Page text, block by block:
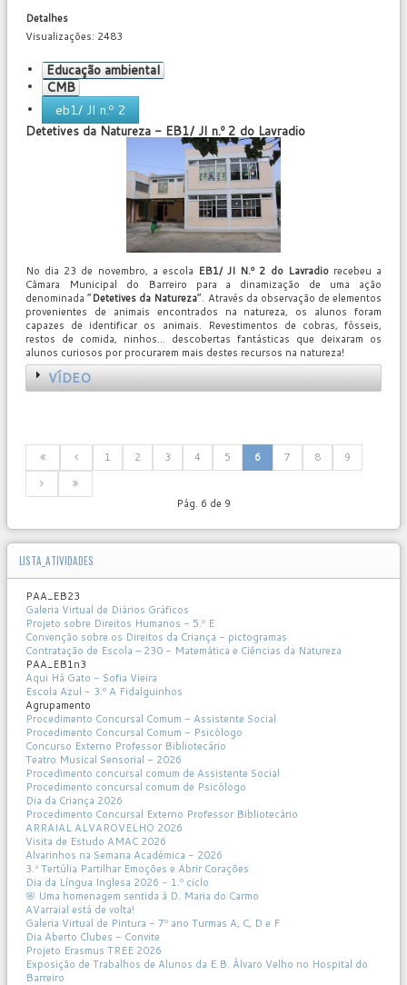
Detalhes
Visualizações: 2483
Educação ambiental
CMB
eb1/ JI n.º 2
User
Detetives da Natureza - EB1/ JI n.º 2 do Lavradio
No dia 23 de novembro, a escola EB1/ JI N.º 2 do Lavradiorecebeu a
Câmara Municipal do Barreiro para a dinamização de uma ação
denominada “Detetives da Natureza”. Através da observação de elementos
provenientes de animais encontrados na natureza, os alunos foram
capazes de identificar os animais. Revestimentos de cobras, fósseis,
restos de comida, ninhos… descobertas fantásticas que deixaram os
alunos curiosos por procurarem mais destes recursos na natureza!
VÍDEO
Pág. 6 de 9
1 2 3 4 5 6 7 8 9
LISTA_ATIVIDADES
PAA_EB23
Galeria Virtual de Diários Gráficos
Projeto sobre Direitos Humanos - 5.º E
Convenção sobre os Direitos da Criança - pictogramas
Contratação de Escola – 230 - Matemática e Ciências da Natureza
PAA_EB1n3
Aqui Há Gato - Sofia Vieira
Escola Azul - 3.º A Fidalguinhos
Agrupamento
Procedimento Concursal Comum - Assistente Social
Procedimento Concursal Comum - Psicólogo
Concurso Externo Professor Bibliotecário
Teatro Musical Sensorial - 2026
Procedimento concursal comum de Assistente Social
Procedimento concursal comum de Psicólogo
Dia da Criança 2026
Procedimento Concursal Externo Professor Bibliotecário
ARRAIAL ALVAROVELHO 2026
Visita de Estudo AMAC 2026
Alvarinhos na Semana Académica - 2026
3.ª Tertúlia Partilhar Emoções e Abrir Corações
Dia da Língua Inglesa 2026 - 1.º ciclo
🌸 Uma homenagem sentida à D. Maria do Carmo
AVarraial está de volta!
Galeria Virtual de Pintura - 7º ano Turmas A, C, D e F
Dia Aberto Clubes - Convite
Projeto Erasmus TREE 2026
Exposição de Trabalhos de Alunos da E.B. Álvaro Velho no Hospital do
Barreiro